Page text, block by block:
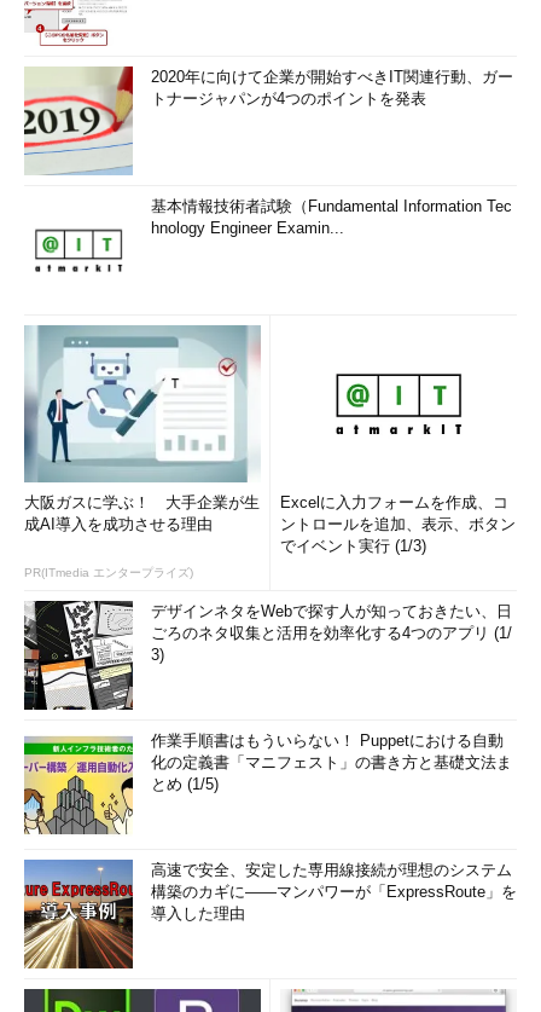
2020年に向けて企業が開始すべきIT関連行動、ガー
トナージャパンが4つのポイントを発表
基本情報技術者試験（Fundamental Information Tec
hnology Engineer Examin...
大阪ガスに学ぶ！ 大手企業が生
成AI導入を成功させる理由
PR(ITmedia エンタープライズ)
Excelに入力フォームを作成、コ
ントロールを追加、表示、ボタン
でイベント実行 (1/3)
デザインネタをWebで探す人が知っておきたい、日
ごろのネタ収集と活用を効率化する4つのアプリ (1/
3)
作業手順書はもういらない！ Puppetにおける自動
化の定義書「マニフェスト」の書き方と基礎文法ま
とめ (1/5)
高速で安全、安定した専用線接続が理想のシステム
構築のカギに――マンパワーが「ExpressRoute」を
導入した理由